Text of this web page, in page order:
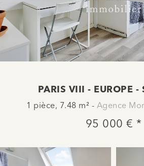
PARIS VIII - EUROPE -
1 pièce, 7.48 m² - Agence
95 000 € *